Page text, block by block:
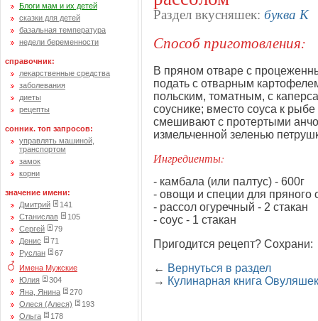
Блоги мам и их детей
сказки для детей
базальная температура
недели беременности
справочник:
лекарственные средства
заболевания
диеты
рецепты
сонник. топ запросов:
управлять машиной,
транспортом
замок
корни
значение имени:
Дмитрий
141
Станислав
105
Сергей
79
Денис
71
Руслан
67
Имена Мужские
Юлия
304
Яна, Янина
270
Олеся (Алеся)
193
Ольга
178
Раздел вкусняшек: буква К
Способ приготовления:
В пряном отваре с
подать с отварным
польским, томатным, с
соуснике; вместо соуса к
смешивают с протертыми
измельченной зеленью
Ингредиенты:
- камбала (или палтус) - 600г
- овощи и специи для пряного
- рассол огуречный - 2 стакан
- соус - 1 стакан
Пригодится рецепт? Сохрани:
← Вернуться в раздел
→ Кулинарная книга Овуляшек